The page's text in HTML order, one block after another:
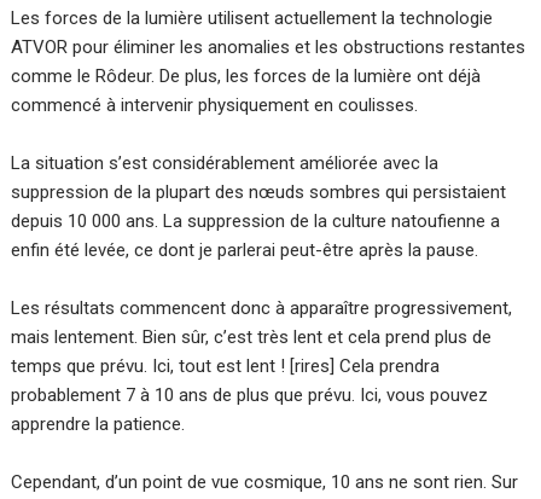
Les forces de la lumière utilisent actuellement la technologie
ATVOR pour éliminer les anomalies et les obstructions restantes
comme le Rôdeur. De plus, les forces de la lumière ont déjà
commencé à intervenir physiquement en coulisses.
La situation s’est considérablement améliorée avec la
suppression de la plupart des nœuds sombres qui persistaient
depuis 10 000 ans. La suppression de la culture natoufienne a
enfin été levée, ce dont je parlerai peut-être après la pause.
Les résultats commencent donc à apparaître progressivement,
mais lentement. Bien sûr, c’est très lent et cela prend plus de
temps que prévu. Ici, tout est lent ! [rires] Cela prendra
probablement 7 à 10 ans de plus que prévu. Ici, vous pouvez
apprendre la patience.
Cependant, d’un point de vue cosmique, 10 ans ne sont rien. Sur